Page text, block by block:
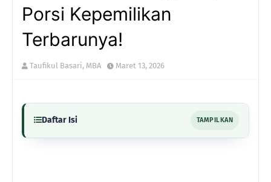
Porsi Kepemilikan
Terbarunya!
Taufikul Basari, MBA Maret 13, 2026
Daftar Isi TAMPILKAN